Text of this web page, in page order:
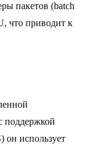
пакетов (batch
что приводит к
поддержкой
он использует